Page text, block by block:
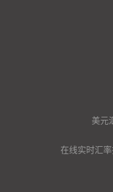
美元
在线实时汇